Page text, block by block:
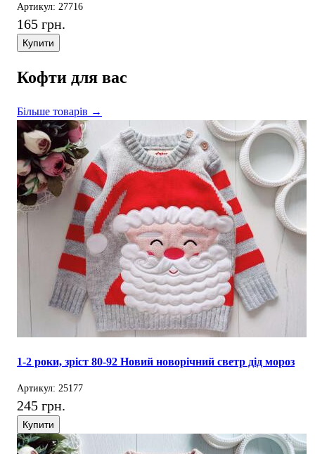
Артикул: 27716
165 грн.
Купити
Кофти для вас
Більше товарів →
1-2 роки, зріст 80-92 Новий новорічний светр дід мороз
Артикул: 25177
245 грн.
Купити